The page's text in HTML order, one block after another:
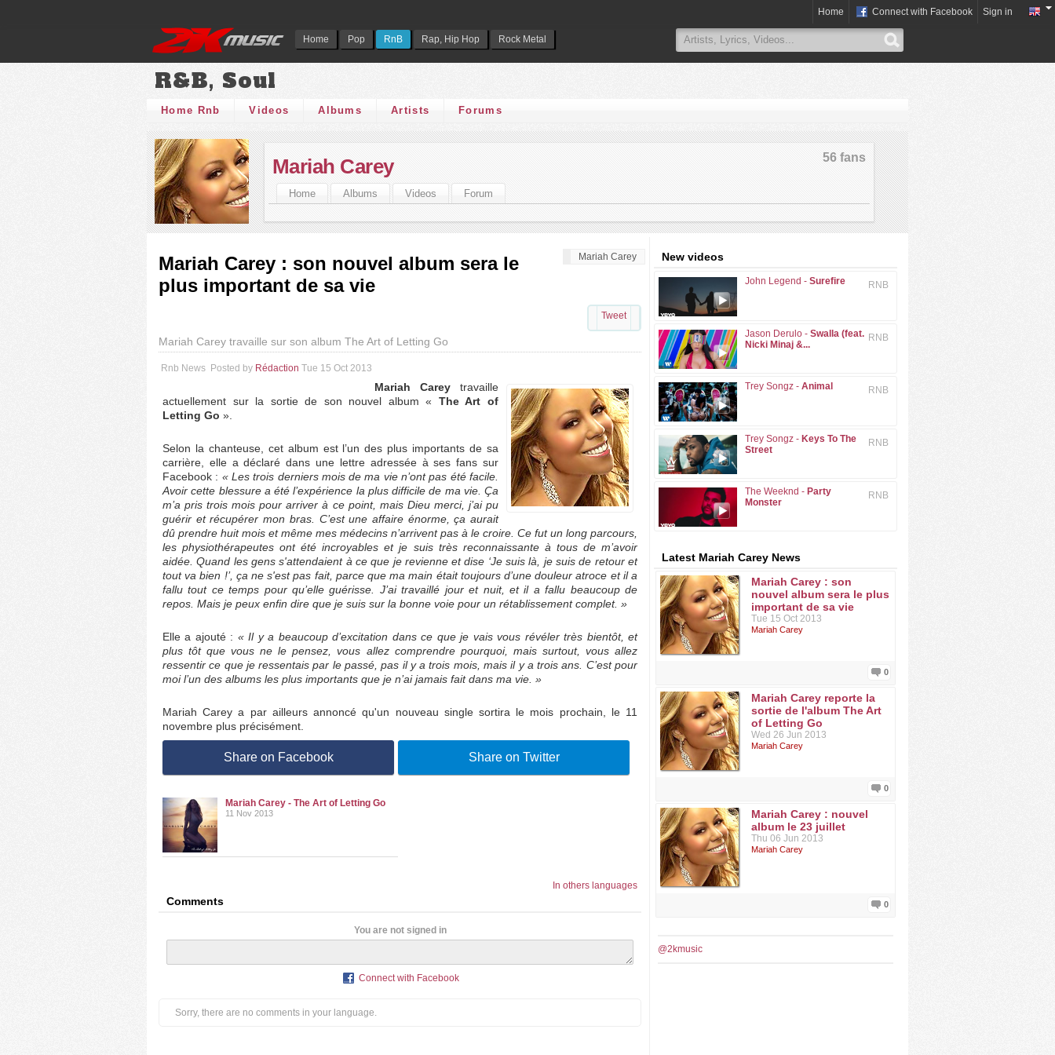
Home Pop RnB Rap, Hip Hop Rock Metal
Home Connect with Facebook Sign in
R&B, Soul
Home Rnb Videos Albums Artists Forums
56 fans
Mariah Carey
Home Albums Videos Forum
Mariah Carey
Mariah Carey : son nouvel album sera le
plus important de sa vie
Tweet
Mariah Carey travaille sur son album The Art of Letting Go
Rnb News Posted by Rédaction Tue 15 Oct 2013
Mariah Carey travaille
actuellement sur la sortie de son nouvel album « The Art of
Letting Go ».
Selon la chanteuse, cet album est l’un des plus importants de sa
carrière, elle a déclaré dans une lettre adressée à ses fans sur
Facebook : « Les trois derniers mois de ma vie n’ont pas été facile.
Avoir cette blessure a été l’expérience la plus difficile de ma vie. Ça
m’a pris trois mois pour arriver à ce point, mais Dieu merci, j’ai pu
guérir et récupérer mon bras. C’est une affaire énorme, ça aurait
dû prendre huit mois et même mes médecins n’arrivent pas à le croire. Ce fut un long parcours,
les physiothérapeutes ont été incroyables et je suis très reconnaissante à tous de m’avoir
aidée. Quand les gens s'attendaient à ce que je revienne et dise ‘Je suis là, je suis de retour et
tout va bien !’, ça ne s'est pas fait, parce que ma main était toujours d’une douleur atroce et il a
fallu tout ce temps pour qu’elle guérisse. J’ai travaillé jour et nuit, et il a fallu beaucoup de
repos. Mais je peux enfin dire que je suis sur la bonne voie pour un rétablissement complet. »
Elle a ajouté : « Il y a beaucoup d’excitation dans ce que je vais vous révéler très bientôt, et
plus tôt que vous ne le pensez, vous allez comprendre pourquoi, mais surtout, vous allez
ressentir ce que je ressentais par le passé, pas il y a trois mois, mais il y a trois ans. C’est pour
moi l’un des albums les plus importants que je n’ai jamais fait dans ma vie. »
Mariah Carey a par ailleurs annoncé qu'un nouveau single sortira le mois prochain, le 11
novembre plus précisément.
Share on Facebook Share on Twitter
Mariah Carey - The Art of Letting Go
11 Nov 2013
In others languages
Comments
You are not signed in
Connect with Facebook
Sorry, there are no comments in your language.
New videos
RNB
John Legend - Surefire
RNB
Jason Derulo - Swalla (feat.
Nicki Minaj &...
RNB
Trey Songz - Animal
RNB
Trey Songz - Keys To The
Street
RNB
The Weeknd - Party
Monster
Latest Mariah Carey News
Mariah Carey : son
nouvel album sera le plus
important de sa vie
Tue 15 Oct 2013
Mariah Carey
0
Mariah Carey reporte la
sortie de l'album The Art
of Letting Go
Wed 26 Jun 2013
Mariah Carey
0
Mariah Carey : nouvel
album le 23 juillet
Thu 06 Jun 2013
Mariah Carey
0
@2kmusic